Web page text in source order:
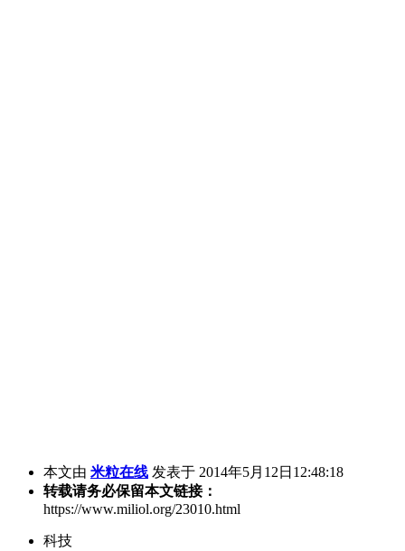
本文由 米粒在线 发表于 2014年5月12日12:48:18
转载请务必保留本文链接：
https://www.miliol.org/23010.html
科技